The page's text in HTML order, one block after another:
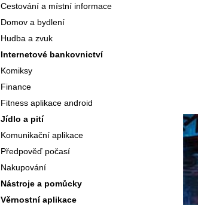
Cestování a místní informace
Domov a bydlení
Hudba a zvuk
Internetové bankovnictví
Komiksy
Finance
Fitness aplikace android
Jídlo a pití
Komunikační aplikace
Předpověď počasí
Nakupování
Nástroje a pomůcky
Věrnostní aplikace